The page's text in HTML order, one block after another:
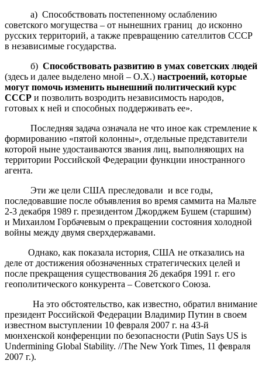
а) Способствовать постепенному ослаблению
советского могущества – от нынешних границ до исконно
русских территорий, а также превращению сателлитов СССР
в независимые государства.
б) Способствовать развитию в умах советских людей
(здесь и далее выделено мной – О.Х.) настроений, которые
могут помочь изменить нынешний политический курс
СССР и позволить возродить независимость народов,
готовых к ней и способных поддерживать ее».
Последняя задача означала не что иное как стремление к
формированию «пятой колонны», отдельные представители
которой ныне удостаиваются звания лиц, выполняющих на
территории Российской Федерации функции иностранного
агента.
Эти же цели США преследовали и все годы,
последовавшие после объявления во время саммита на Мальте
2-3 декабря 1989 г. президентом Джорджем Бушем (старшим)
и Михаилом Горбачевым о прекращении состояния холодной
войны между двумя сверхдержавами.
Однако, как показала история, США не отказались на
деле от достижения обозначенных стратегических целей и
после прекращения существования 26 декабря 1991 г. его
геополитического конкурента – Советского Союза.
На это обстоятельство, как известно, обратил внимание
президент Российской Федерации Владимир Путин в своем
известном выступлении 10 февраля 2007 г. на 43-й
мюнхенской конференции по безопасности (Putin Says US is
Undermining Global Stability. //The New York Times, 11 февраля
2007 г.).